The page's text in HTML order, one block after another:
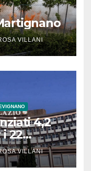
VILLANI
4,2
22
VILLANI